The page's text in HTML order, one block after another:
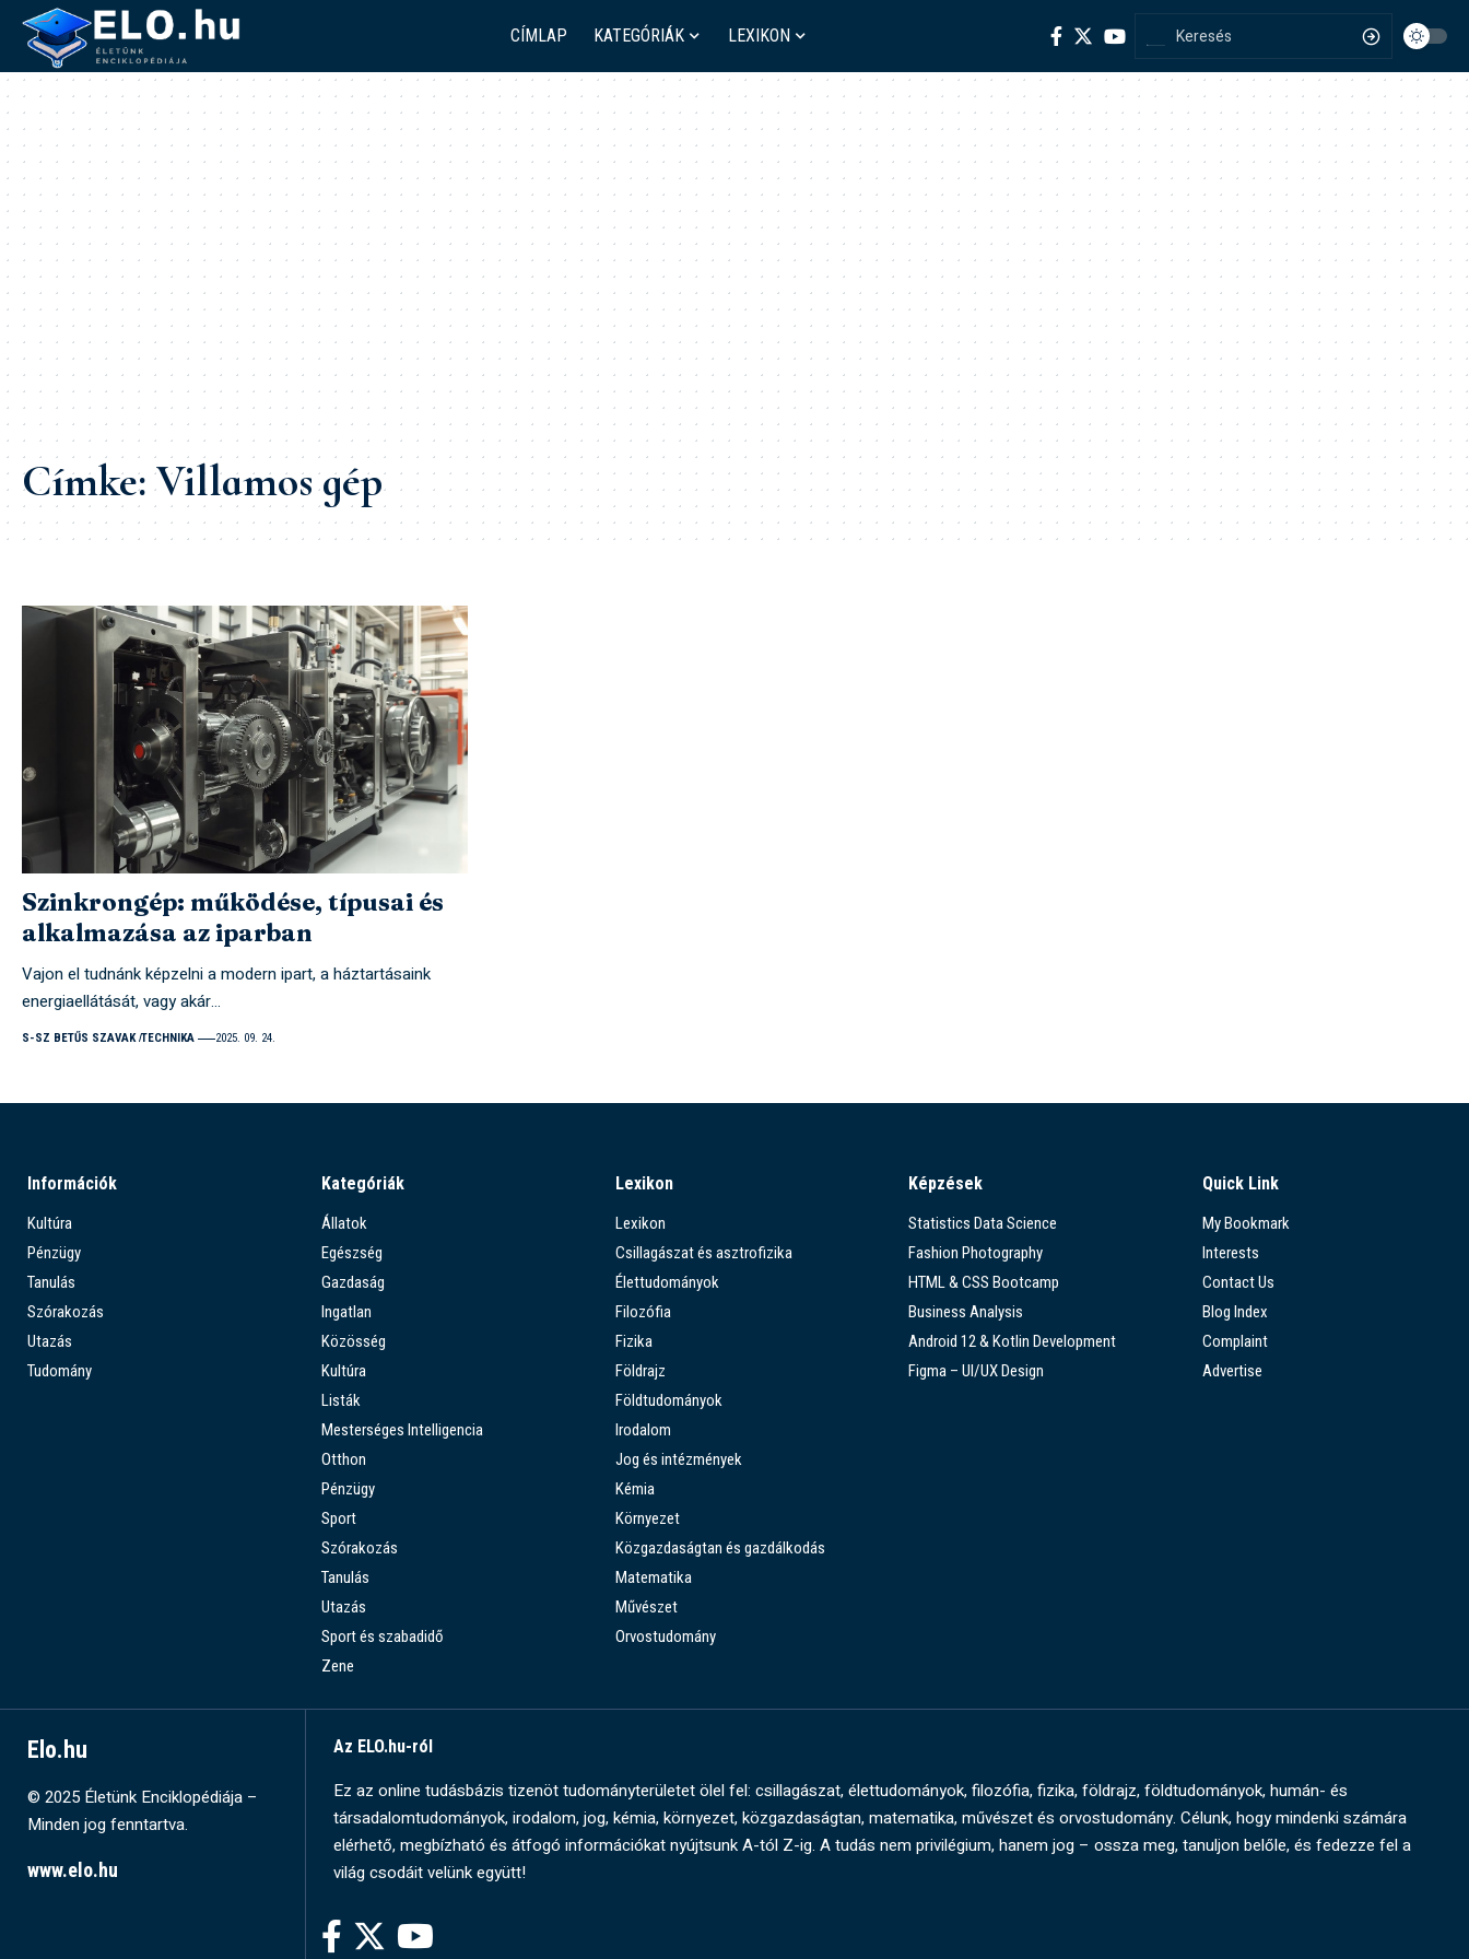
CÍMLAP KATEGÓRIÁK LEXIKON
Címke:Villamos gép
Szinkrongép: működése, típusai és
alkalmazása az iparban
Vajon el tudnánk képzelni a modern ipart, a háztartásaink
energiaellátását, vagy akár…
S-SZ BETŰS SZAVAK TECHNIKA 2025. 09. 24.
Információk
Kultúra
Pénzügy
Tanulás
Szórakozás
Utazás
Tudomány
Kategóriák
Állatok
Egészség
Gazdaság
Ingatlan
Közösség
Kultúra
Listák
Mesterséges Intelligencia
Otthon
Pénzügy
Sport
Szórakozás
Tanulás
Utazás
Sport és szabadidő
Zene
Lexikon
Lexikon
Csillagászat és asztrofizika
Élettudományok
Filozófia
Fizika
Földrajz
Földtudományok
Irodalom
Jog és intézmények
Kémia
Környezet
Közgazdaságtan és gazdálkodás
Matematika
Művészet
Orvostudomány
Képzések
Statistics Data Science
Fashion Photography
HTML & CSS Bootcamp
Business Analysis
Android 12 & Kotlin Development
Figma – UI/UX Design
Quick Link
My Bookmark
Interests
Contact Us
Blog Index
Complaint
Advertise
Elo.hu
© 2025 Életünk Enciklopédiája –
Minden jog fenntartva.
www.elo.hu
Az ELO.hu-ról
Ez az online tudásbázis tizenöt tudományterületet ölel fel: csillagászat, élettudományok, filozófia, fizika, földrajz, földtudományok, humán- és
társadalomtudományok, irodalom, jog, kémia, környezet, közgazdaságtan, matematika, művészet és orvostudomány. Célunk, hogy mindenki számára
elérhető, megbízható és átfogó információkat nyújtsunk A-tól Z-ig. A tudás nem privilégium, hanem jog – ossza meg, tanuljon belőle, és fedezze fel a
világ csodáit velünk együtt!